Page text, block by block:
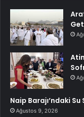
Naip Barajı’ndaki
Ağustos 9, 2026